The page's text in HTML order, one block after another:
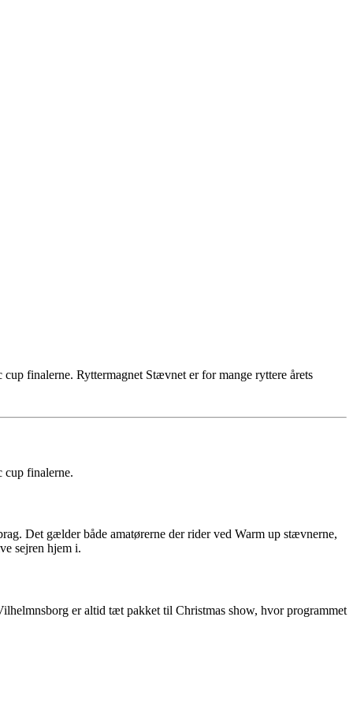
finalerne. Ryttermagnet Stævnet er for mange ryttere årets
cup finalerne.
Det gælder både amatørerne der rider ved Warm up stævnerne,
sejren hjem i.
er altid tæt pakket til Christmas show, hvor programmet